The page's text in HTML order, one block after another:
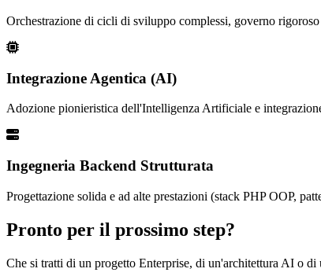
Orchestrazione di cicli di sviluppo complessi, governo
Integrazione Agentica (AI)
Adozione pionieristica dell'Intelligenza Artificiale e
Ingegneria Backend Strutturata
Progettazione solida e ad alte prestazioni (stack PHP OOP,
Pronto per il prossimo step?
Che si tratti di un progetto Enterprise, di un'architettura AI o di